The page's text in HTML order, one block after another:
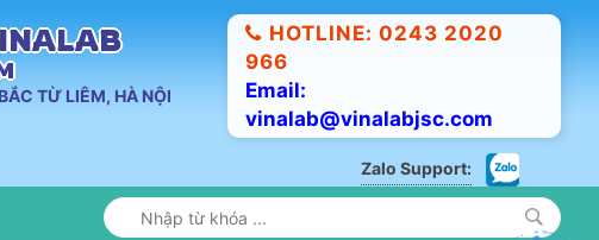
TỪ LIÊM, HÀ NỘI
HOTLINE: 0243 2020
966
Email:
vinalab@vinalabjsc.com
Zalo Support: